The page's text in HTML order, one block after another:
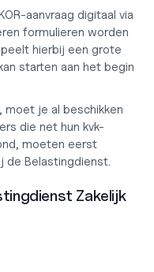
aanvraag digitaal via
formulieren worden
hierbij een grote
starten aan het begin
moet je al beschikken
die net hun kvk-
moeten eerst
de Belastingdienst.
Zakelijk